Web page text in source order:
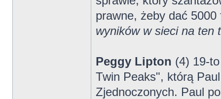
prawne, żeby dać 5000
wyników w sieci na ten
Peggy Lipton (4) 19-
Twin Peaks", którą
Zjednoczonych. Paul